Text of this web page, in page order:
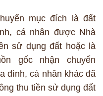
mục đích là đất
cá nhân được Nhà
sử dụng đất hoặc là
gốc nhận chuyển
đình, cá nhân khác đã
thu tiền sử dụng đất